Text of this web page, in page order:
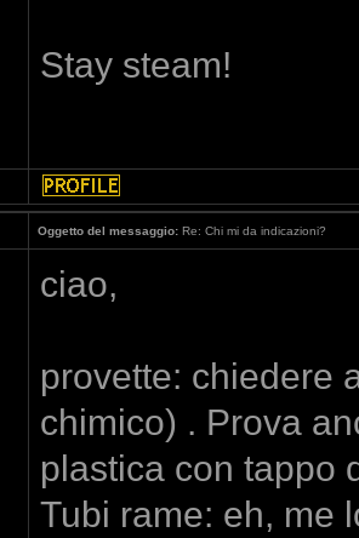
Stay steam!
Oggetto del messaggio: Re: Chi mi da indicazioni?
ciao,
provette: chiedere
chimico) . Prova
plastica con tappo
Tubi rame: eh, me